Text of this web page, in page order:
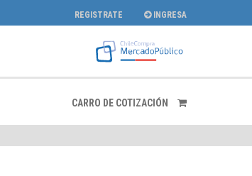
REGISTRATE INGRESA
CARRO DE COTIZACIÓN